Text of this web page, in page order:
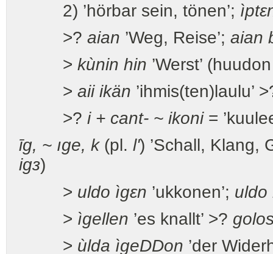
2) ’hörbar sein, tönen’;
>? aian ’Weg, Reise’; aian
> kùnin hin ’Werst’
> aii ikän ’ihmis(ten)laulu’
>? i + cant- ~ ikoni=
īg, ~ ıge, k(pl. l') ’Schall, Klang,
igз)
> uldo ìgεn ’ukkonen’; uldo
> ìgellen ’es knallt’ >?
> ùlda ìgeDDon ’der